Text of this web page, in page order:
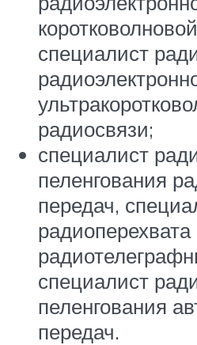
специалист
радиосвязи;
специалист
пеленгования
передач,
специалист
пеленгования
передач.